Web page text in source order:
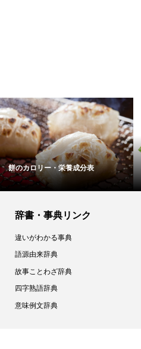
餅のカロリー・栄養成分表
辞書・事典リンク
違いがわかる事典
語源由来辞典
故事ことわざ辞典
四字熟語辞典
意味例文辞典